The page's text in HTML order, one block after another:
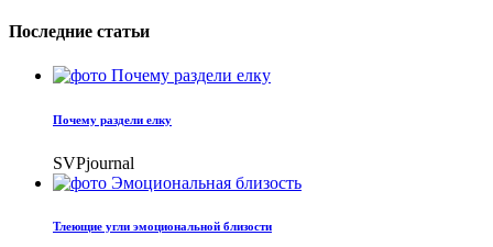
Последние статьи
Почему раздели елку
SVPjournal
Тлеющие угли эмоциональной близости